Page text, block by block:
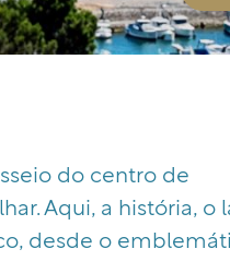
do centro de
Aqui, a história, o
desde o